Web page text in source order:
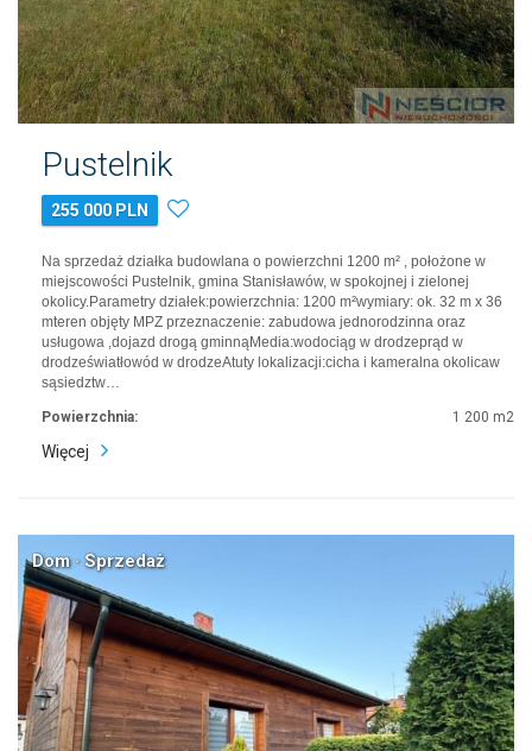
Pustelnik
255 000 PLN
Na sprzedaż działka budowlana o powierzchni 1200 m² , położone w
miejscowości Pustelnik, gmina Stanisławów, w spokojnej i zielonej
okolicy.Parametry działek:powierzchnia: 1200 m²wymiary: ok. 32 m x 36
mteren objęty MPZ przeznaczenie: zabudowa jednorodzinna oraz
usługowa ,dojazd drogą gminnąMedia:wodociąg w drodzeprąd w
drodzeświatłowód w drodzeAtuty lokalizacji:cicha i kameralna okolicaw
sąsiedztw…
Powierzchnia: 1 200 m2
Więcej
Dom · Sprzedaż